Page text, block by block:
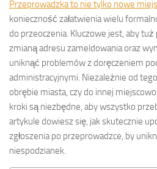
Przeprowadzka to nie tylko nowe
konieczność załatwienia wielu
do przeoczenia. Kluczowe jest, aby
zmianą adresu zameldowania oraz
uniknąć problemów z doręczeniem
administracyjnymi. Niezależnie od
obrębie miasta, czy do innej
kroki są niezbędne, aby wszystko
artykule dowiesz się, jak skutecznie
zgłoszenia po przeprowadzce, by
niespodzianek.